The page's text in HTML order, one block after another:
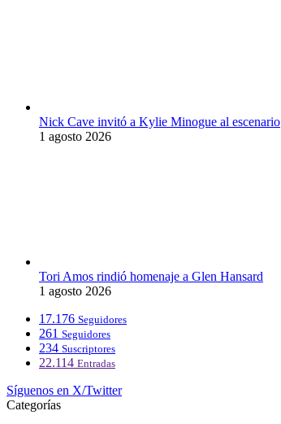
Nick Cave invitó a Kylie Minogue al escenario
1 agosto 2026
Tori Amos rindió homenaje a Glen Hansard
1 agosto 2026
17.176 Seguidores
261 Seguidores
234 Suscriptores
22.114 Entradas
Síguenos en X/Twitter
Categorías